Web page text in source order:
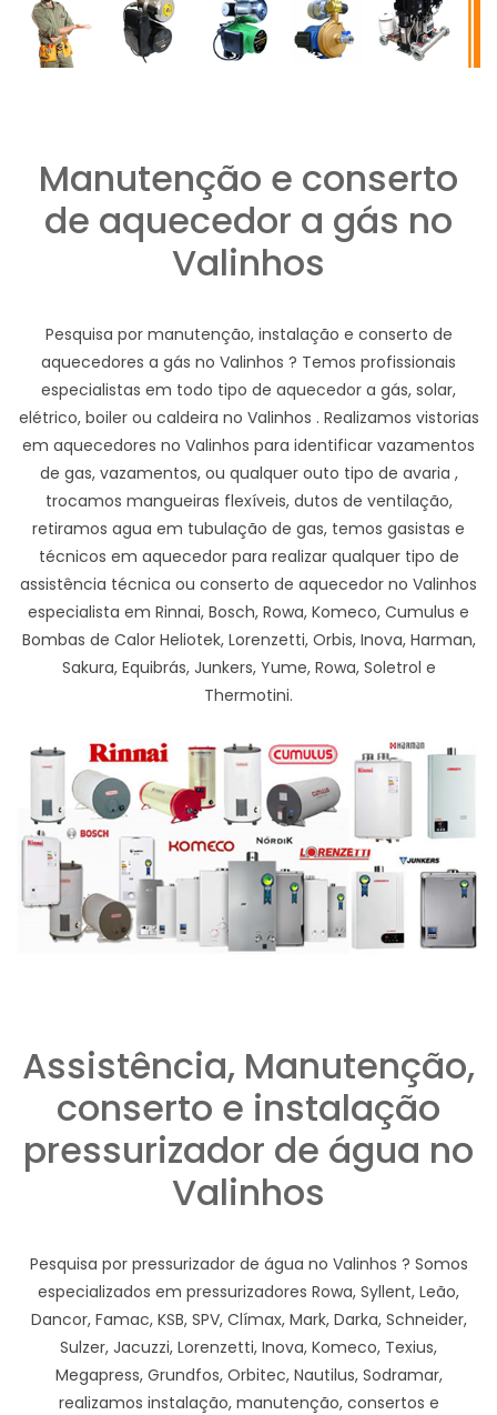
Manutenção e conserto
de aquecedor a gás no
Valinhos
Pesquisa por manutenção, instalação e conserto de
aquecedores a gás no Valinhos ? Temos profissionais
especialistas em todo tipo de aquecedor a gás, solar,
elétrico, boiler ou caldeira no Valinhos . Realizamos vistorias
em aquecedores no Valinhos para identificar vazamentos
de gas, vazamentos, ou qualquer outo tipo de avaria ,
trocamos mangueiras flexíveis, dutos de ventilação,
retiramos agua em tubulação de gas, temos gasistas e
técnicos em aquecedor para realizar qualquer tipo de
assistência técnica ou conserto de aquecedor no Valinhos
especialista em Rinnai, Bosch, Rowa, Komeco, Cumulus e
Bombas de Calor Heliotek, Lorenzetti, Orbis, Inova, Harman,
Sakura, Equibrás, Junkers, Yume, Rowa, Soletrol e
Thermotini.
Assistência, Manutenção,
conserto e instalação
pressurizador de água no
Valinhos
Pesquisa por pressurizador de água no Valinhos ? Somos
especializados em pressurizadores Rowa, Syllent, Leão,
Dancor, Famac, KSB, SPV, Clímax, Mark, Darka, Schneider,
Sulzer, Jacuzzi, Lorenzetti, Inova, Komeco, Texius,
Megapress, Grundfos, Orbitec, Nautilus, Sodramar,
realizamos instalação, manutenção, consertos e